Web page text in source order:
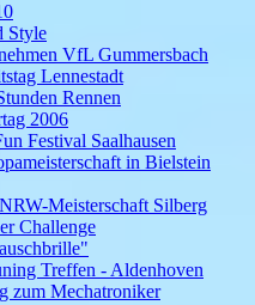
Style
VfL Gummersbach
Lennestadt
Rennen
2006
Festival Saalhausen
in Bielstein
Meisterschaft Silberg
Challenge
Treffen - Aldenhoven
zum Mechatroniker